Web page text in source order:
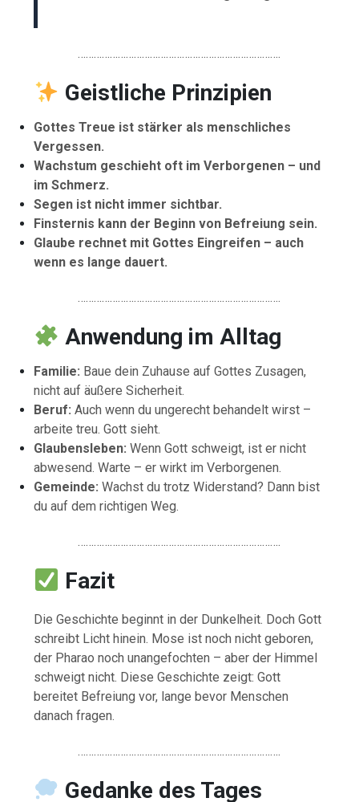
………………………………………………………………….
Geistliche Prinzipien
Gottes Treue ist stärker als menschliches
Vergessen.
Wachstum geschieht oft im Verborgenen – und
im Schmerz.
Segen ist nicht immer sichtbar.
Finsternis kann der Beginn von Befreiung sein.
Glaube rechnet mit Gottes Eingreifen – auch
wenn es lange dauert.
………………………………………………………………….
Anwendung im Alltag
Familie: Baue dein Zuhause auf Gottes Zusagen,
nicht auf äußere Sicherheit.
Beruf: Auch wenn du ungerecht behandelt wirst –
arbeite treu. Gott sieht.
Glaubensleben: Wenn Gott schweigt, ist er nicht
abwesend. Warte – er wirkt im Verborgenen.
Gemeinde: Wachst du trotz Widerstand? Dann bist
du auf dem richtigen Weg.
………………………………………………………………….
Fazit
Die Geschichte beginnt in der Dunkelheit. Doch Gott
schreibt Licht hinein. Mose ist noch nicht geboren,
der Pharao noch unangefochten – aber der Himmel
schweigt nicht. Diese Geschichte zeigt: Gott
bereitet Befreiung vor, lange bevor Menschen
danach fragen.
………………………………………………………………….
Gedanke des Tages